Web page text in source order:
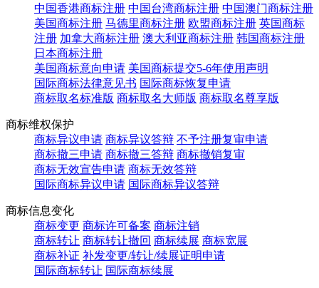
中国香港商标注册 中国台湾商标注册 中国澳门商标注册
美国商标注册 马德里商标注册 欧盟商标注册 英国商标
注册 加拿大商标注册 澳大利亚商标注册 韩国商标注册
日本商标注册
美国商标意向申请 美国商标提交5-6年使用声明
国际商标法律意见书 国际商标恢复申请
商标取名标准版 商标取名大师版 商标取名尊享版
商标维权保护
商标异议申请 商标异议答辩 不予注册复审申请
商标撤三申请 商标撤三答辩 商标撤销复审
商标无效宣告申请 商标无效答辩
国际商标异议申请 国际商标异议答辩
商标信息变化
商标变更 商标许可备案 商标注销
商标转让 商标转让撤回 商标续展 商标宽展
商标补证 补发变更/转让/续展证明申请
国际商标转让 国际商标续展